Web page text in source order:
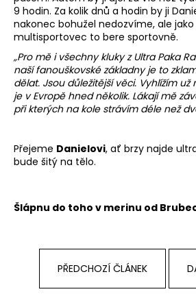
9 hodin. Za kolik dnů a hodin by ji
nakonec bohužel nedozvíme, ale
multisportovec to bere sportovně.
„Pro mě i všechny kluky z Ultra Paka
naší fanouškovské základny je to
dělat. Jsou důležitější věci. Vyhlížím
je v Evropě hned několik. Lákají mě
při kterých na kole strávím déle než
Přejeme Danielovi, ať brzy najde
bude šitý na tělo.
Šlápnu do toho v merinu od
PŘEDCHOZÍ ČLÁNEK